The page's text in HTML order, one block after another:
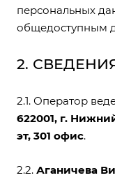
персональных
общедоступным
2.
2.1. Оператор
622001, г.
эт, 301 офис.
2.2. Аганичева